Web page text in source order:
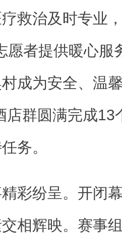
救治及时专业
愿者提供暖心服
成为安全、温
店群圆满完成
务。
纷呈。开闭幕
相辉映。赛事